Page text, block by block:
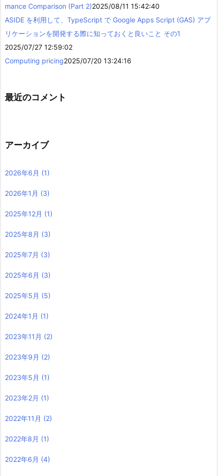
mance Comparison (Part 2)2025/08/11 15:42:40
ASIDE を利用して、TypeScript で Google Apps Script (GAS) アプ
リケーションを開発する際に知っておくと良いこと その1
2025/07/27 12:59:02
Computing pricing2025/07/20 13:24:16
最近のコメント
アーカイブ
2026年6月 (1)
2026年1月 (3)
2025年12月 (1)
2025年8月 (3)
2025年7月 (3)
2025年6月 (3)
2025年5月 (5)
2024年1月 (1)
2023年11月 (2)
2023年9月 (2)
2023年5月 (1)
2023年2月 (1)
2022年11月 (2)
2022年8月 (1)
2022年6月 (4)